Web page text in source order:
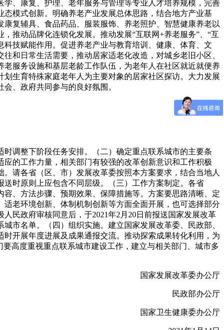
、康复、护理、老年服务与管理等专业人才培养规模，完善
模式创新。明确养老产业发展总体思路，结合地方产业基
复辅具、食品药品、服装服饰、养老照护、智慧健康养老以
推动品牌化连锁化发展。推动发展“互联网+养老服务”、“互
技赋能作用。促进养老产业与教育培训、健康、体育、文
和日常生活需要，推动居家适老化改造，对城乡老旧小区、
服务设施和基层老龄工作队伍，为老年人在社区就近就便养
生育特殊家庭老年人为主要对象的居家社区探访。大力发展
、政府共同参与的良好氛围。
调整下阶段任务安排。（二）确定重点联系城市的主要条
的工作力量，相关部门有较强的改革创新意识和工作积极
请各省（区、市）发展改革委按照本方案要求，结合当地人
时原则上应包含不同层级。（三）工作方案制定。各省
、方法步骤、预期效果、保障措施等。方案要思路清晰、定
老环境创新、体制机制创新等方面全面开展，也可选择部分
民政府审核同意后，于2021年2月20日前报送国家发展改革
市名单。（四）组织实施。建立国家发展改革委、民政部、
开展年度进展及成果通报交流。推动探索成果转化利用，为
高度重视重点联系城市建设工作，建立与相关部门、城市多
国家发展改革委办公厅
民政部办公厅
国家卫生健康委办公厅